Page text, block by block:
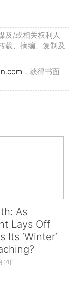
及/或相关权利人
载、摘编、复制及
，获得书面
As
Lays Off
Its ‘Winter’
01日